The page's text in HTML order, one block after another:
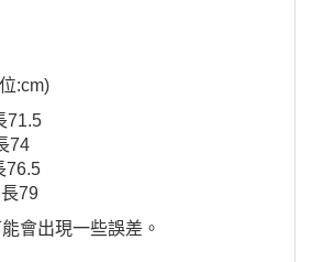
:cm)
71.5
74
76.5
79
會出現一些誤差。